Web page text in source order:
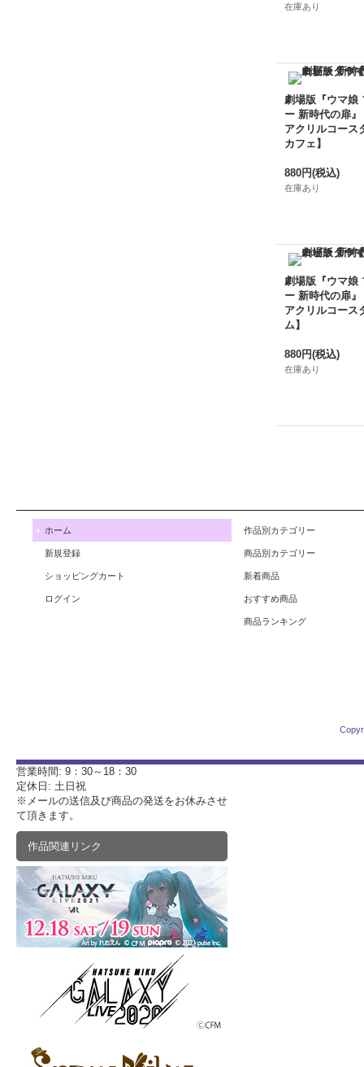
在庫あり
劇場版『ウマ娘
ー 新時代の扉』
アクリルコース
カフェ】
880円(税込)
在庫あり
劇場版『ウマ娘
ー 新時代の扉』
アクリルコース
ム】
880円(税込)
在庫あり
ホーム
新規登録
ショッピングカート
ログイン
作品別カテゴリー
商品別カテゴリー
新着商品
おすすめ商品
商品ランキング
営業時間: 9：30～18：30
定休日: 土日祝
※メールの送信及び商品の発送をお休みさせ
て頂きます。
作品関連リンク